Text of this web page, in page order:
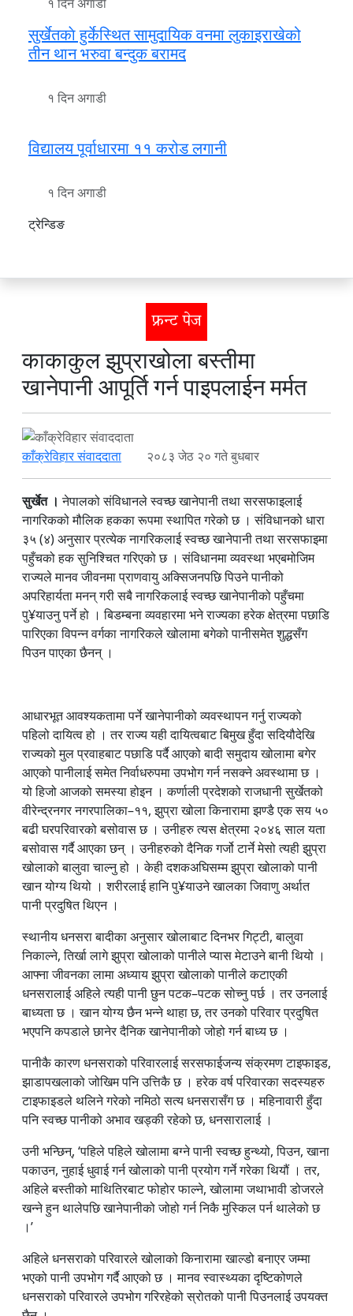
सुर्खेतकाे हुर्केस्थित सामुदायिक वनमा लुकाइराखेको
तीन थान भरुवा बन्दुक बरामद
१ दिन अगाडी
विद्यालय पूर्वाधारमा ११ करोड लगानी
१ दिन अगाडी
ट्रेन्डिङ
फ्रन्ट पेज
काकाकुल झुप्राखोला बस्तीमा
खानेपानी आपूर्ति गर्न पाइपलाईन मर्मत
काँक्रेविहार संवाददाता २०८३ जेठ २० गते बुधबार
सुर्खेत । नेपालको संविधानले स्वच्छ खानेपानी तथा सरसफाइलाई
नागरिकको मौलिक हकका रूपमा स्थापित गरेको छ । संविधानको धारा
३५ (४) अनुसार प्रत्येक नागरिकलाई स्वच्छ खानेपानी तथा सरसफाइमा
पहुँचको हक सुनिश्चित गरिएको छ । संविधानमा व्यवस्था भएबमोजिम
राज्यले मानव जीवनमा प्राणवायु अक्सिजनपछि पिउने पानीको
अपरिहार्यता मनन् गरी सबै नागरिकलाई स्वच्छ खानेपानीको पहुँचमा
पु¥याउनु पर्ने हो । बिडम्बना व्यवहारमा भने राज्यका हरेक क्षेत्रमा पछाडि
पारिएका विपन्न वर्गका नागरिकले खोलामा बगेको पानीसमेत शुद्धसँग
पिउन पाएका छैनन् ।
आधारभूत आवश्यकतामा पर्ने खानेपानीको व्यवस्थापन गर्नु राज्यको
पहिलो दायित्व हो । तर राज्य यही दायित्वबाट बिमुख हुँदा सदियौदेखि
राज्यको मुल प्रवाहबाट पछाडि पर्दै आएको बादी समुदाय खोलामा बगेर
आएको पानीलाई समेत निर्वाधरुपमा उपभोग गर्न नसक्ने अवस्थामा छ ।
यो हिजो आजको समस्या होइन । कर्णाली प्रदेशको राजधानी सुर्खेतको
वीरेन्द्रनगर नगरपालिका–११, झुप्रा खोला किनारामा झण्डै एक सय ५०
बढी घरपरिवारको बसोवास छ । उनीहरु त्यस क्षेत्रमा २०४६ साल यता
बसोवास गर्दै आएका छन् । उनीहरुको दैनिक गर्जो टार्ने मेसो त्यही झुप्रा
खोलाको बालुवा चाल्नु हो । केही दशकअघिसम्म झुप्रा खोलाको पानी
खान योग्य थियो । शरीरलाई हानि पु¥याउने खालका जिवाणु अर्थात
पानी प्रदुषित थिएन ।
स्थानीय धनसरा बादीका अनुसार खोलाबाट दिनभर गिट्टी, बालुवा
निकाल्ने, तिर्खा लागे झुप्रा खोलाको पानीले प्यास मेटाउने बानी थियो ।
आफ्ना जीवनका लामा अध्याय झुप्रा खोलाको पानीले कटाएकी
धनसरालाई अहिले त्यही पानी छुन पटक–पटक सोच्नु पर्छ । तर उनलाई
बाध्यता छ । खान योग्य छैन भन्ने थाहा छ, तर उनको परिवार प्रदुषित
भएपनि कपडाले छानेर दैनिक खानेपानीको जोहो गर्न बाध्य छ ।
पानीकै कारण धनसराको परिवारलाई सरसफाईजन्य संक्रमण टाइफाइड,
झाडापखलाको जोखिम पनि उत्तिकै छ । हरेक वर्ष परिवारका सदस्यहरु
टाइफाइडले थलिने गरेको नमिठो सत्य धनसरासँग छ । महिनावारी हुँदा
पनि स्वच्छ पानीको अभाव खड्की रहेको छ, धनसारालाई ।
उनी भन्छिन्, ‘पहिले पहिले खोलामा बग्ने पानी स्वच्छ हुन्थ्यो, पिउन, खाना
पकाउन, नुहाई धुवाई गर्न खोलाको पानी प्रयोग गर्ने गरेका थियौं । तर,
अहिले बस्तीको माथितिरबाट फोहोर फाल्ने, खोलामा जथाभावी डोजरले
खन्ने हुन थालेपछि खानेपानीको जोहो गर्न निकै मुस्किल पर्न थालेको छ
।’
अहिले धनसराको परिवारले खोलाको किनारामा खाल्डो बनाएर जम्मा
भएको पानी उपभोग गर्दै आएको छ । मानव स्वास्थ्यका दृष्टिकोणले
धनसराको परिवारले उपभोग गरिरहेको स्रोतको पानी पिउनलाई उपयक्त